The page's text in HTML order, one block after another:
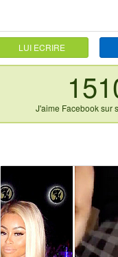
LUI ECRIRE
J'aime Facebook sur